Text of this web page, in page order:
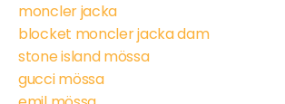
moncler jacka
blocket moncler jacka dam
stone island mössa
gucci mössa